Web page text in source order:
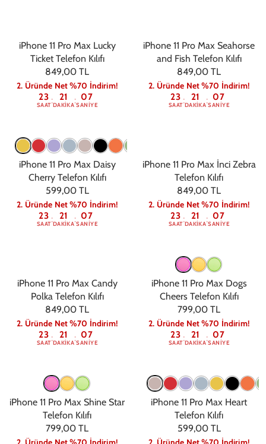
iPhone 11 Pro Max Lucky
Ticket Telefon Kılıfı
849,00 TL
2. Üründe Net %70 İndirim!
23
SAAT: 21
DAKIKA: 06
SANIYE
iPhone 11 Pro Max Seahorse
and Fish Telefon Kılıfı
849,00 TL
2. Üründe Net %70 İndirim!
23
SAAT: 21
DAKIKA: 06
SANIYE
iPhone 11 Pro Max Daisy
Cherry Telefon Kılıfı
599,00 TL
2. Üründe Net %70 İndirim!
23
SAAT: 21
DAKIKA: 06
SANIYE
iPhone 11 Pro Max İnci Zebra
Telefon Kılıfı
849,00 TL
2. Üründe Net %70 İndirim!
23
SAAT: 21
DAKIKA: 06
SANIYE
iPhone 11 Pro Max Candy
Polka Telefon Kılıfı
849,00 TL
2. Üründe Net %70 İndirim!
23
SAAT: 21
DAKIKA: 06
SANIYE
iPhone 11 Pro Max Dogs
Cheers Telefon Kılıfı
799,00 TL
2. Üründe Net %70 İndirim!
23
SAAT: 21
DAKIKA: 06
SANIYE
iPhone 11 Pro Max Shine Star
Telefon Kılıfı
799,00 TL
2. Üründe Net %70 İndirim!
iPhone 11 Pro Max Heart
Telefon Kılıfı
599,00 TL
2. Üründe Net %70 İndirim!